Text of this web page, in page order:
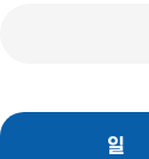
일
일